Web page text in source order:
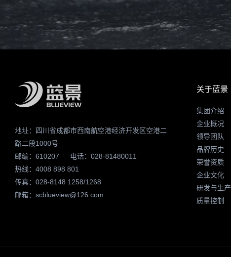
地址：四川省成都市西南航空港经济开发区空港二
路二段1000号
邮编：610207
电话：028-81480011
热线：4008 898 801
传真：028-8148 1258/1268
邮箱：scblueview@126.com
关于蓝景
集团介绍
企业概况
领导团队
品牌历史
荣誉资质
企业文化
研发与生产
质量控制